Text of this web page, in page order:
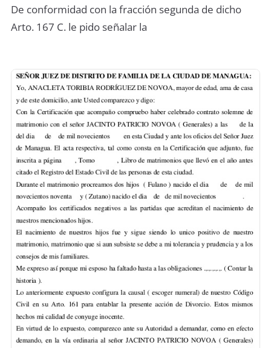
De conformidad con la fracción segunda de dicho
Arto. 167 C. le pido señalar la